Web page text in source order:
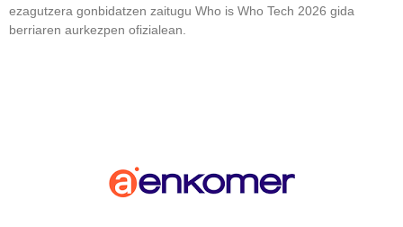
ezagutzera gonbidatzen zaitugu Who is Who Tech 2026 gida
berriaren aurkezpen ofizialean.